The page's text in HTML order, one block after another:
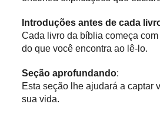
Introduções antes de cada
Cada livro da bíblia começa
do que você encontra ao lê-lo.
Seção aprofundando:
Esta seção lhe ajudará a captar
sua vida.